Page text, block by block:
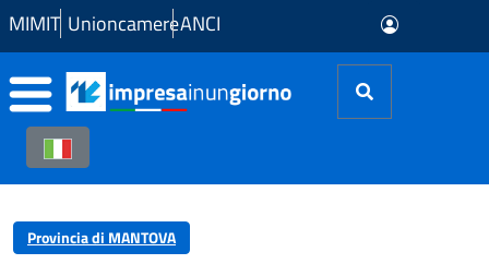
Skip to Main Content
MIMIT UnioncamereANCI
Provincia di MANTOVA